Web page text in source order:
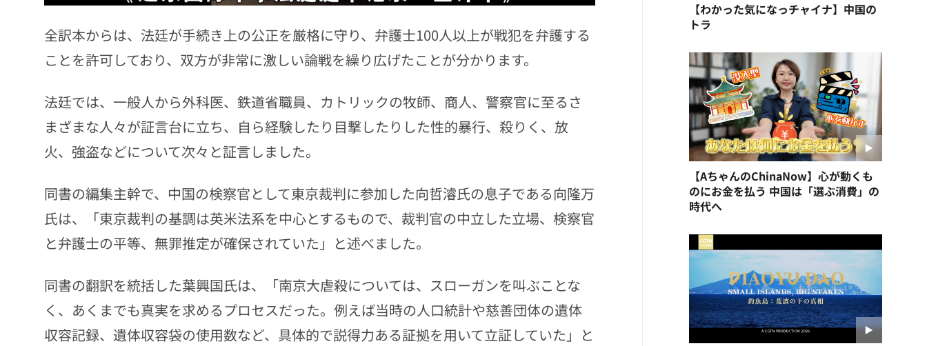
全訳本からは、法廷が手続き上の公正を厳格に守り、弁護士100人以上が戦犯を弁護する
ことを許可しており、双方が非常に激しい論戦を繰り広げたことが分かります。
法廷では、一般人から外科医、鉄道省職員、カトリックの牧師、商人、警察官に至るさ
まざまな人々が証言台に立ち、自ら経験したり目撃したりした性的暴行、殺りく、放
火、強盗などについて次々と証言しました。
同書の編集主幹で、中国の検察官として東京裁判に参加した向哲濬氏の息子である向隆万
氏は、「東京裁判の基調は英米法系を中心とするもので、裁判官の中立した立場、検察官
と弁護士の平等、無罪推定が確保されていた」と述べました。
同書の翻訳を統括した葉興国氏は、「南京大虐殺については、スローガンを叫ぶことな
く、あくまでも真実を求めるプロセスだった。例えば当時の人口統計や慈善団体の遺体
収容記録、遺体収容袋の使用数など、具体的で説得力ある証拠を用いて立証していた」と
【わかった気になっチャイナ】中国の
トラ
【AちゃんのChinaNow】心が動くも
のにお金を払う 中国は「選ぶ消費」の
時代へ